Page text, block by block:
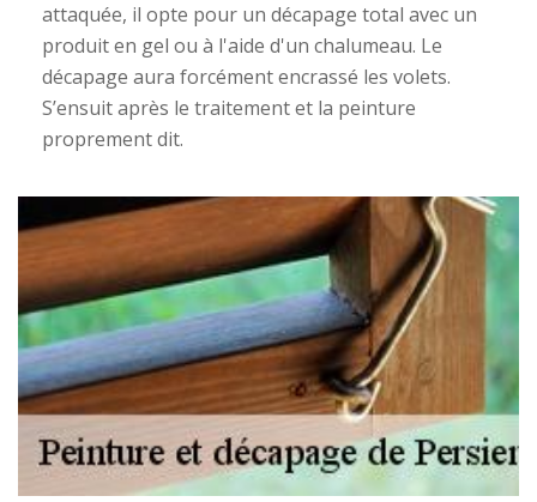
attaquée, il opte pour un décapage total avec un
produit en gel ou à l'aide d'un chalumeau. Le
décapage aura forcément encrassé les volets.
S’ensuit après le traitement et la peinture
proprement dit.